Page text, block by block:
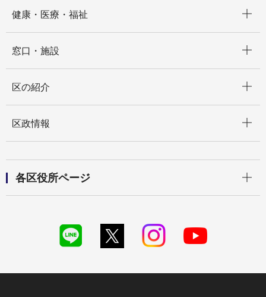
健康・医療・福祉
窓口・施設
区の紹介
区政情報
各区役所ページ